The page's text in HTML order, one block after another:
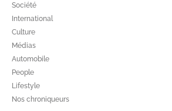
Société
International
Culture
Médias
Automobile
People
Lifestyle
Nos chroniqueurs